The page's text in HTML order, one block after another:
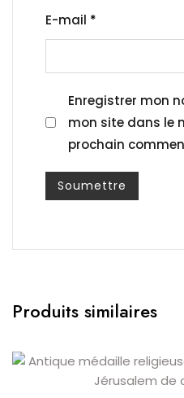
E-mail *
Enregistrer mon
mon site dans le
prochain
Produits similaires